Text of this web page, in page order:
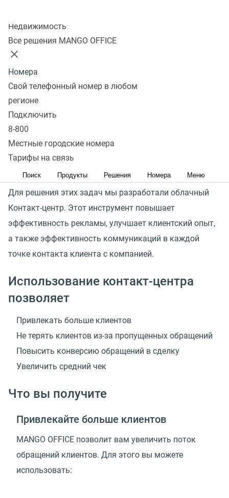
Недвижимость
Все решения MANGO OFFICE
Номера
Свой телефонный номер в любом
регионе
Подключить
8-800
Местные городские номера
Тарифы на связь
Поиск Продукты Решения Номера Меню
Как облачный контакт-центр
решает задачи отдела
продаж
Основные вызовы, стоящие перед отделами продаж:
привлечь больше обращений потенциальных
клиентов, успешнее конвертировать обращения
в продажи и повысить финансовую отдачу от каждой
сделки.
Для решения этих задач мы разработали облачный
Контакт-центр. Этот инструмент повышает
эффективность рекламы, улучшает клиентский опыт,
а также эффективность коммуникаций в каждой
точке контакта клиента с компанией.
Использование контакт-центра
позволяет
Привлекать больше клиентов
Не терять клиентов из-за пропущенных обращений
Повысить конверсию обращений в сделку
Увеличить средний чек
Что вы получите
Привлекайте больше клиентов
MANGO OFFICE позволит вам увеличить поток
обращений клиентов. Для этого вы можете
использовать: